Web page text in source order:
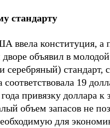
стандарту
конституция, а
объявил в
серебряный) стандарт,
19
привязку доллара к
объем запасов не
для